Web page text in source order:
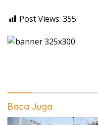
Post Views: 355
Baca Juga